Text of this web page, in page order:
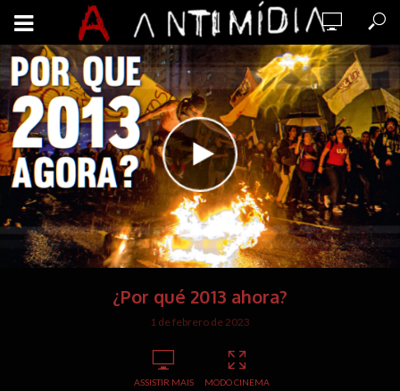
¿Por qué 2013 ahora?
1 de febrero de 2023
ASSISTIR MAIS
MODO CINEMA